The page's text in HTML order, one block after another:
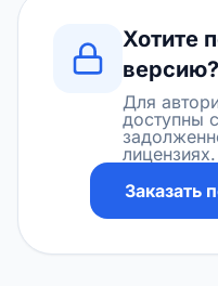
Хотите
версию?
Для
доступны
лицензиях.
Заказать